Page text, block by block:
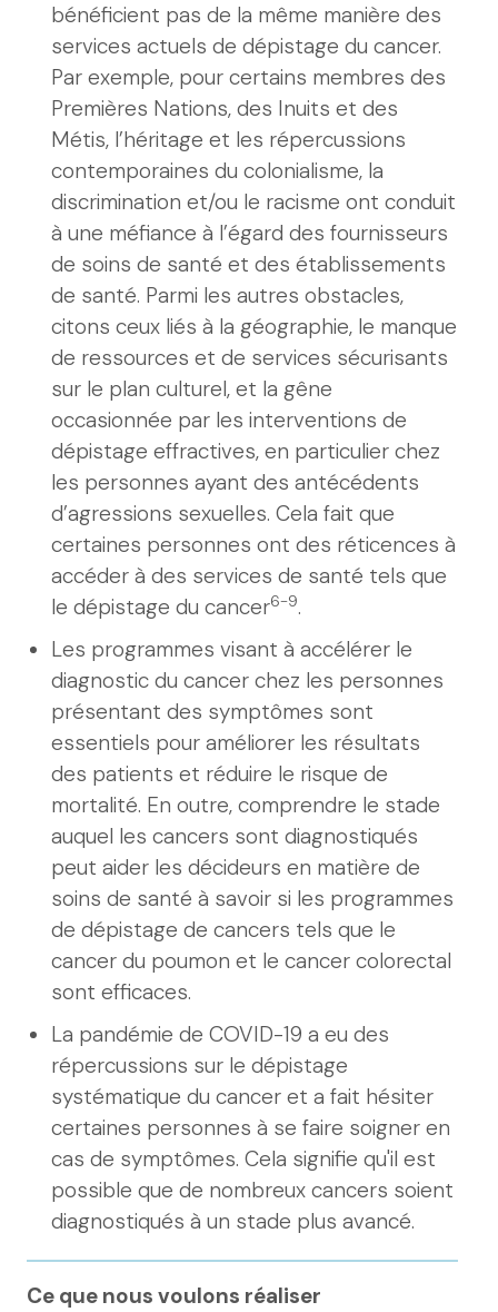
bénéficient pas de la même manière des
services actuels de dépistage du cancer.
Par exemple, pour certains membres des
Premières Nations, des Inuits et des
Métis, l’héritage et les répercussions
contemporaines du colonialisme, la
discrimination et/ou le racisme ont conduit
à une méfiance à l’égard des fournisseurs
de soins de santé et des établissements
de santé. Parmi les autres obstacles,
citons ceux liés à la géographie, le manque
de ressources et de services sécurisants
sur le plan culturel, et la gêne
occasionnée par les interventions de
dépistage effractives, en particulier chez
les personnes ayant des antécédents
d’agressions sexuelles. Cela fait que
certaines personnes ont des réticences à
accéder à des services de santé tels que
le dépistage du cancer6-9.
Les programmes visant à accélérer le
diagnostic du cancer chez les personnes
présentant des symptômes sont
essentiels pour améliorer les résultats
des patients et réduire le risque de
mortalité. En outre, comprendre le stade
auquel les cancers sont diagnostiqués
peut aider les décideurs en matière de
soins de santé à savoir si les programmes
de dépistage de cancers tels que le
cancer du poumon et le cancer colorectal
sont efficaces.
La pandémie de COVID-19 a eu des
répercussions sur le dépistage
systématique du cancer et a fait hésiter
certaines personnes à se faire soigner en
cas de symptômes. Cela signifie qu'il est
possible que de nombreux cancers soient
diagnostiqués à un stade plus avancé.
Ce que nous voulons réaliser